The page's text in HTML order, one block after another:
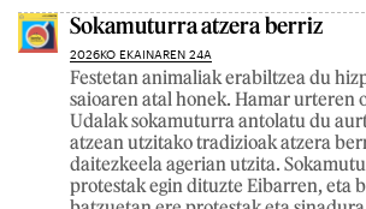
Sokamuturra atzera berriz
2026KO EKAINAREN 24A
Festetan animaliak erabiltzea du
saioaren atal honek. Hamar urteren
Udalak sokamuturra antolatu du
atzean utzitako tradizioak atzera
daitezkeela agerian utzita.
protestak egin dituzte Eibarren, eta